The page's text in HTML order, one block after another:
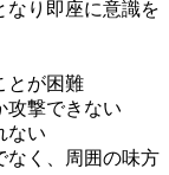
なり即座に意識を
とが困難
攻撃できない
ない
なく、周囲の味方